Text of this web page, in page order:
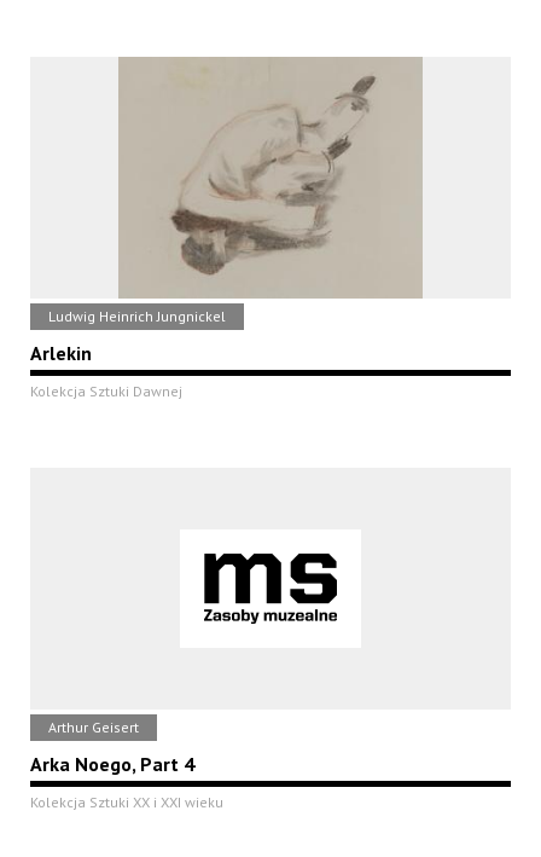
Ludwig Heinrich Jungnickel
Arlekin
Kolekcja Sztuki Dawnej
Arthur Geisert
Arka Noego, Part 4
Kolekcja Sztuki XX i XXI wieku